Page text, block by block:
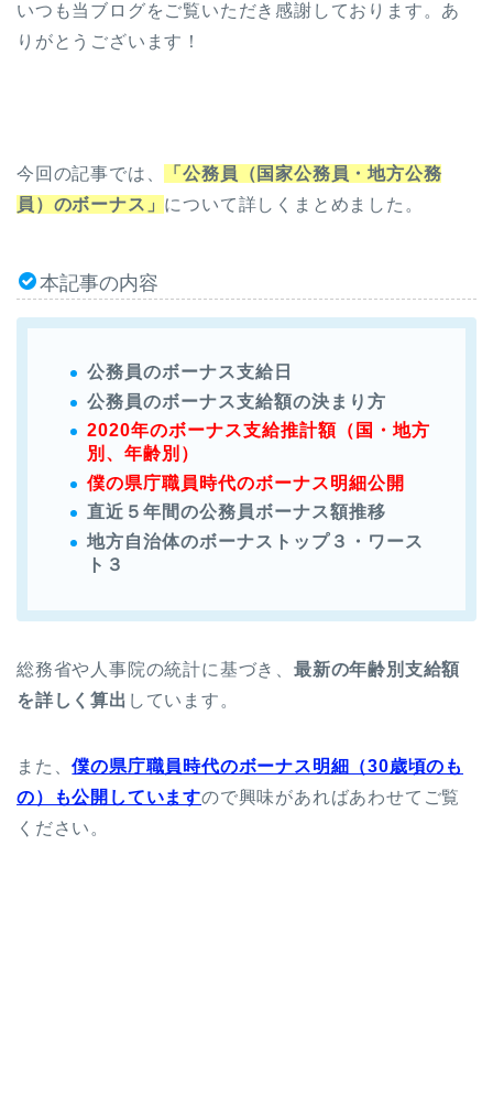
いつも当ブログをご覧いただき感謝しております。あ
りがとうございます！
今回の記事では、
「公務員（国家公務員・地方公務
員）のボーナス」 について詳しくまとめました。
本記事の内容
公務員のボーナス支給日
公務員のボーナス支給額の決まり方
2020年のボーナス支給推計額（国・地方
別、年齢別）
僕の県庁職員時代のボーナス明細公開
直近５年間の公務員ボーナス額推移
地方自治体のボーナストップ３・ワース
ト３
総務省や人事院の統計に基づき、 最新の年齢別支給額
を詳しく算出 しています。
また、僕の県庁職員時代のボーナス明細（30歳頃のも
の）も公開していますので興味があればあわせてご覧
ください。